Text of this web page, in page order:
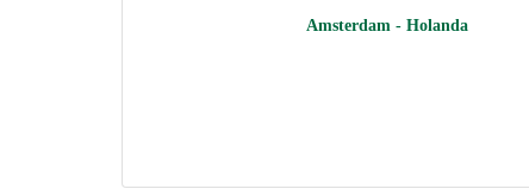
Amsterdam - Holanda